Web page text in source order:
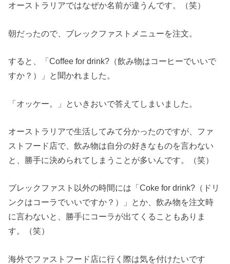
オーストラリアではなぜか名前が違うんです。（笑）
朝だったので、ブレックファストメニューを注文。
すると、「Coffee for drink?（飲み物はコーヒーでいいで
すか？）」と聞かれました。
「オッケー。」といきおいで答えてしまいました。
オーストラリアで生活してみて分かったのですが、ファ
ストフード店で、飲み物は自分の好きなものを言わない
と、勝手に決められてしまうことが多いんです。（笑）
ブレックファスト以外の時間には「Coke for drink?（ドリ
ンクはコーラでいいですか？）」とか、飲み物を注文時
に言わないと、勝手にコーラが出てくることもありま
す。（笑）
海外でファストフード店に行く際は気を付けたいです